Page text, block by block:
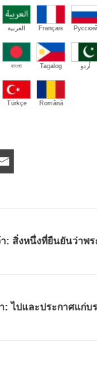
العربية Français Русский
বাংলা Tagalog اُردو
Türkçe Română
: สิ่งหนึ่งที่ยืนยันว่าพร
: ไปและประกาศแก่บ